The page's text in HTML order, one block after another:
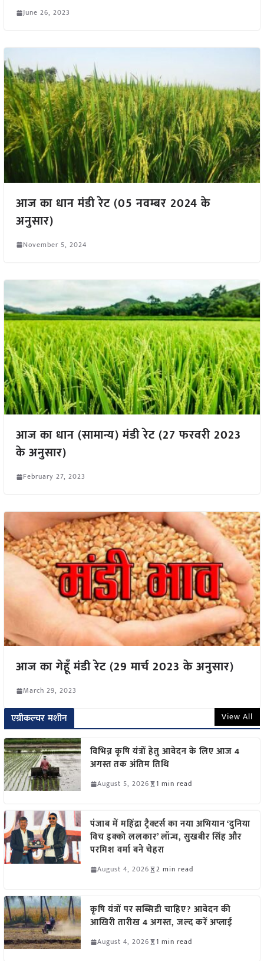
June 26, 2023
आज का धान मंडी रेट (05 नवम्बर 2024 के
अनुसार)
November 5, 2024
आज का धान (सामान्य) मंडी रेट (27 फरवरी 2023
के अनुसार)
February 27, 2023
आज का गेहूँ मंडी रेट (29 मार्च 2023 के अनुसार)
March 29, 2023
एग्रीकल्चर मशीन View All
विभिन्न कृषि यंत्रों हेतु आवेदन के लिए आज 4
अगस्त तक अंतिम तिथि
August 5, 2026 1 min read
पंजाब में महिंद्रा ट्रैक्टर्स का नया अभियान ‘दुनिया
विच इक्को ललकार’ लॉन्च, सुखबीर सिंह और
परमिश वर्मा बने चेहरा
August 4, 2026 2 min read
कृषि यंत्रों पर सब्सिडी चाहिए? आवेदन की
आखिरी तारीख 4 अगस्त, जल्द करें अप्लाई
August 4, 2026 1 min read